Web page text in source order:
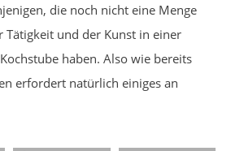
die noch nicht eine Menge
Tätigkeit und der Kunst in einer
haben. Also wie bereits
erfordert natürlich einiges an